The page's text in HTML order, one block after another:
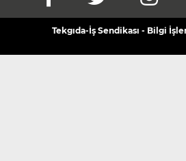
Tekgıda-İş Sendikası - Bilgi